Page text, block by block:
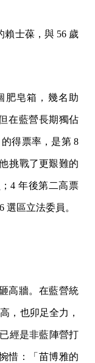
賴士葆，與 56 歲
肥皂箱，幾名助
在藍營長期獨佔
得票率，是第 8
挑戰了更艱難的
4 年後第二高票
選區立法委員。
高牆。在藍營統
，也卯足全力，
經是非藍陣營打
惜：「苗博雅的